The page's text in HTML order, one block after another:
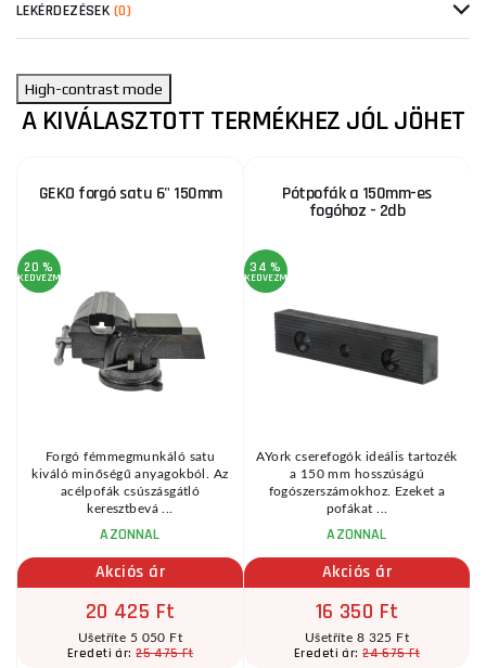
LEKÉRDEZÉSEK (0)
High-contrast mode
A KIVÁLASZTOTT TERMÉKHEZ JÓL JÖHET
GEKO forgó satu 6" 150mm
20 %
KEDVEZMÉNY
Forgó fémmegmunkáló satu
kiváló minőségű anyagokból. Az
acélpofák csúszásgátló
keresztbevá ...
AZONNAL
Akciós ár
20 425 Ft
Ušetříte 5 050 Ft
Eredeti ár:25 475 Ft
Pótpofák a 150mm-es
fogóhoz - 2db
34 %
KEDVEZMÉNY
AYork cserefogók ideális tartozék
a 150 mm hosszúságú
fogószerszámokhoz. Ezeket a
pofákat ...
AZONNAL
Akciós ár
16 350 Ft
Ušetříte 8 325 Ft
Eredeti ár:24 675 Ft